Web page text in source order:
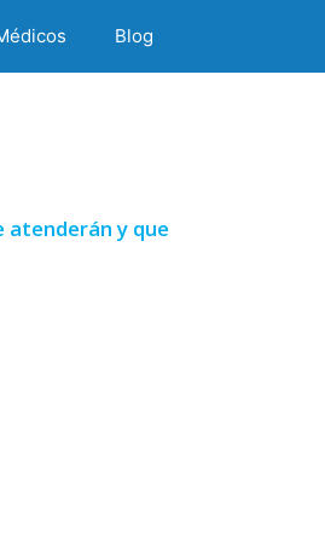
Blog
atenderán y que